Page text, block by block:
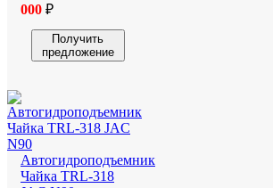
000 ₽
Получить
предложение
Автогидроподъемник
Чайка TRL-318